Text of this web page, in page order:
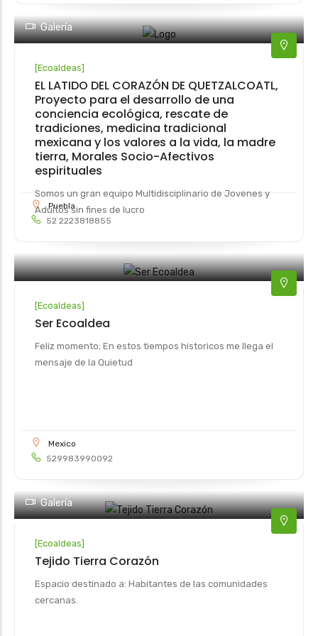
Galería
[Ecoaldeas]
EL LATIDO DEL CORAZÓN DE QUETZALCOATL,
Proyecto para el desarrollo de una
conciencia ecológica, rescate de
tradiciones, medicina tradicional
mexicana y los valores a la vida, la madre
tierra, Morales Socio-Afectivos
espirituales
Somos un gran equipo Multidisciplinario de Jovenes y
Adultos sin fines de lucro
Puebla
52 2223818855
[Ecoaldeas]
Ser Ecoaldea
Feliz momento; En estos tiempos historicos me llega el
mensaje de la Quietud
Mexico
529983990092
Galería
[Ecoaldeas]
Tejido Tierra Corazón
Espacio destinado a: Habitantes de las comunidades
cercanas.